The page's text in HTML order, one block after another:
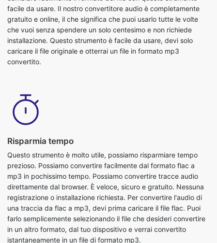
installazione. Questo strumento è facile da usare, devi solo
caricare il file originale e otterrai un file in formato mp3
convertito.
Risparmia tempo
Questo strumento è molto utile, possiamo risparmiare tempo
mp3 in pochissimo tempo. Possiamo convertire tracce audio
direttamente dal browser. È veloce, sicuro e gratuito. Nessuna
registrazione o installazione richiesta. Per convertire l'audio di
una traccia da flac a mp3, devi prima caricare il file flac. Puoi
farlo semplicemente selezionando il file che desideri convertire
in un altro formato, dal tuo dispositivo e verrai convertito
istantaneamente in un file di formato mp3.